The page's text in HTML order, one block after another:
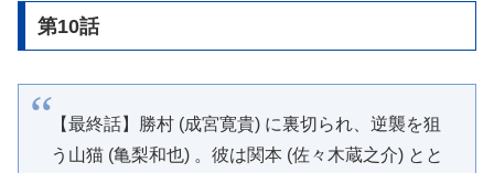
第10話
【最終話】勝村 (成宮寛貴) に裏切られ、逆襲を狙
う山猫 (亀梨和也) 。彼は関本 (佐々木蔵之介) とと